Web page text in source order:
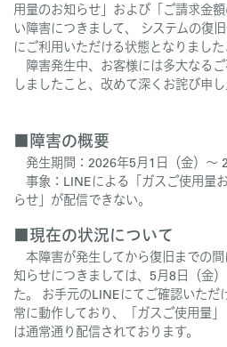
用量のお知らせ」および「ご請求金
い障害につきまして、 システムの復
にご利用いただける状態となりました
障害発生中、お客様には多大なる
しましたこと、改めて深くお詫び申し
■障害の概要
発生期間：2026年5月1日（金）～
事象：LINEによる「ガスご使用量
らせ」が配信できない。
■現在の状況について
本障害が発生してから復旧までの
知らせにつきましては、5月8日（金
た。 お手元のLINEにてご確認いただ
常に動作しており、「ガスご使用量
は通常通り配信されております。